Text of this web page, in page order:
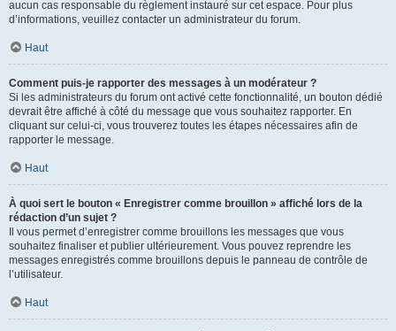
aucun cas responsable du règlement instauré sur cet espace. Pour plus
d’informations, veuillez contacter un administrateur du forum.
Haut
Comment puis-je rapporter des messages à un modérateur ?
Si les administrateurs du forum ont activé cette fonctionnalité, un bouton dédié
devrait être affiché à côté du message que vous souhaitez rapporter. En
cliquant sur celui-ci, vous trouverez toutes les étapes nécessaires afin de
rapporter le message.
Haut
À quoi sert le bouton « Enregistrer comme brouillon » affiché lors de la
rédaction d’un sujet ?
Il vous permet d’enregistrer comme brouillons les messages que vous
souhaitez finaliser et publier ultérieurement. Vous pouvez reprendre les
messages enregistrés comme brouillons depuis le panneau de contrôle de
l’utilisateur.
Haut